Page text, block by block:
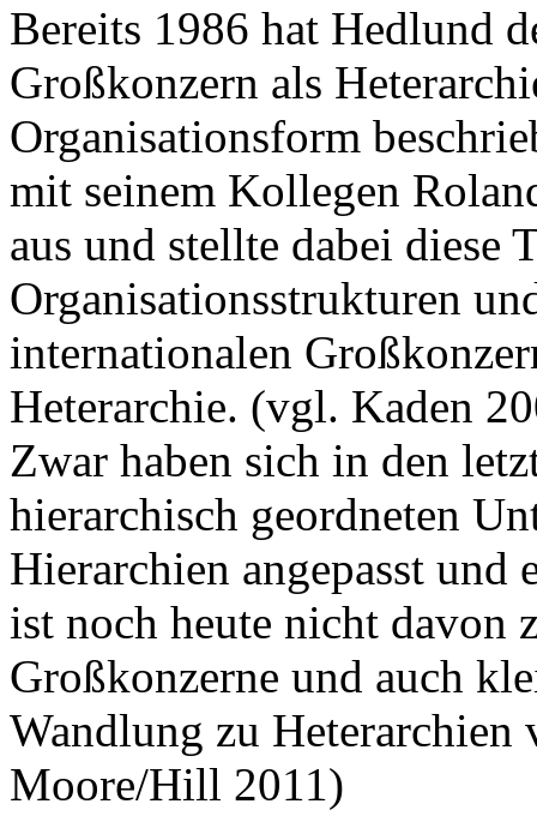
Bereits 1986 hat Hedlund
Großkonzern als
Organisationsform
mit seinem Kollegen
aus und stellte dabei diese
Organisationsstrukturen
internationalen
Heterarchie. (vgl. Kaden
Zwar haben sich in den
hierarchisch geordneten
Hierarchien angepasst und
ist noch heute nicht davon
Großkonzerne und auch
Wandlung zu
Moore/Hill 2011)